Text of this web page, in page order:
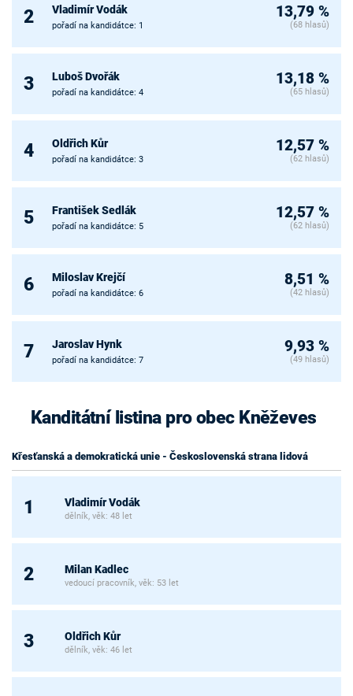
2 Vladimír Vodák
pořadí na kandidátce: 1
13,79 %
(68 hlasů)
3 Luboš Dvořák
pořadí na kandidátce: 4
13,18 %
(65 hlasů)
4 Oldřich Kůr
pořadí na kandidátce: 3
12,57 %
(62 hlasů)
5 František Sedlák
pořadí na kandidátce: 5
12,57 %
(62 hlasů)
6 Miloslav Krejčí
pořadí na kandidátce: 6
8,51 %
(42 hlasů)
7 Jaroslav Hynk
pořadí na kandidátce: 7
9,93 %
(49 hlasů)
Kanditátní listina pro obec Kněževes
Křesťanská a demokratická unie - Československá strana lidová
1 Vladimír Vodák
dělník, věk: 48 let
2 Milan Kadlec
vedoucí pracovník, věk: 53 let
3 Oldřich Kůr
dělník, věk: 46 let